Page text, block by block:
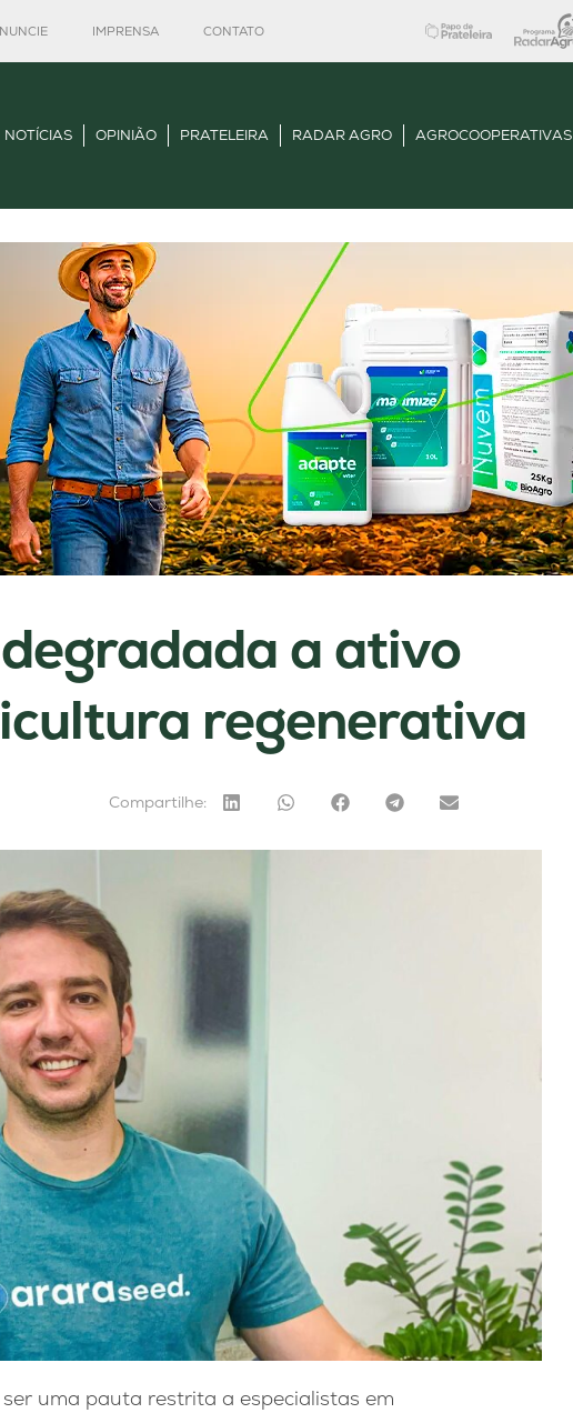
IMPRENSA CONTATO
NOTÍCIAS OPINIÃO PRATELEIRA RADAR AGRO AGROCOOPERATIVAS
a ativo
regenerativa
Compartilhe:
uma pauta restrita a especialistas em